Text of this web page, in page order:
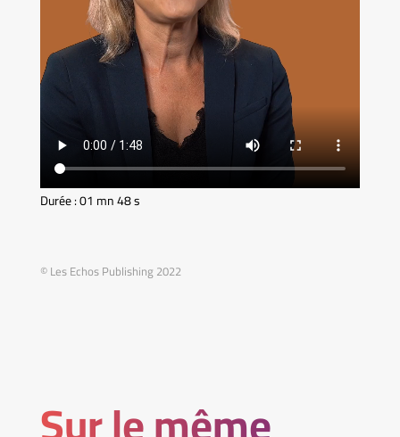
Durée : 01 mn 48 s
© Les Echos Publishing 2022